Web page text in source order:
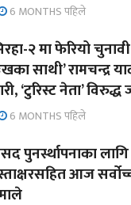
6 MONTHS पहिले
२ मा फेरियो
साथी’ रामचन्द्र
‘टुरिस्ट नेता’
6 MONTHS पहिले
पुनर्स्थापनाका
आज